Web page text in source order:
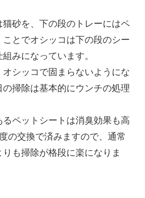
砂を、下の段のトレーにはペ
ことでオシッコは下の段のシー
みになっています。
シッコで固まらないようにな
の掃除は基本的にウンチの処理
るペットシートは消臭効果も高
の交換で済みますので、通常
も掃除が格段に楽になりま